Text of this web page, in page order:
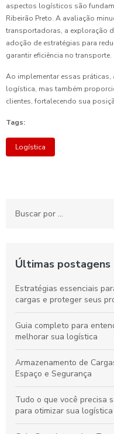
aspectos logísticos são
Ribeirão Preto. A avaliação
transportadoras, a exploração
adoção de estratégias para
garantir eficiência no transporte.
Ao implementar essas
logística, mas também
clientes, fortalecendo sua
Tags:
Logística
Últimas postagens
Estratégias essenciais
cargas e proteger seus
Guia completo para
melhorar sua logística
Armazenamento de
Espaço e Segurança
Tudo o que você precisa
para otimizar sua logística